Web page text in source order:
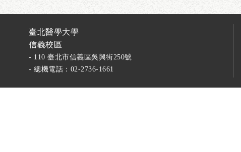
臺北醫學大學
信義校區
- 110 臺北市信義區吳興街250號
- 總機電話：02-2736-1661